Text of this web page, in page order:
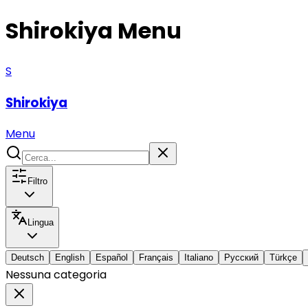
Shirokiya Menu
S
Shirokiya
Menu
Filtro
Lingua
Deutsch English Español Français Italiano Русский Türkçe
Nessuna categoria